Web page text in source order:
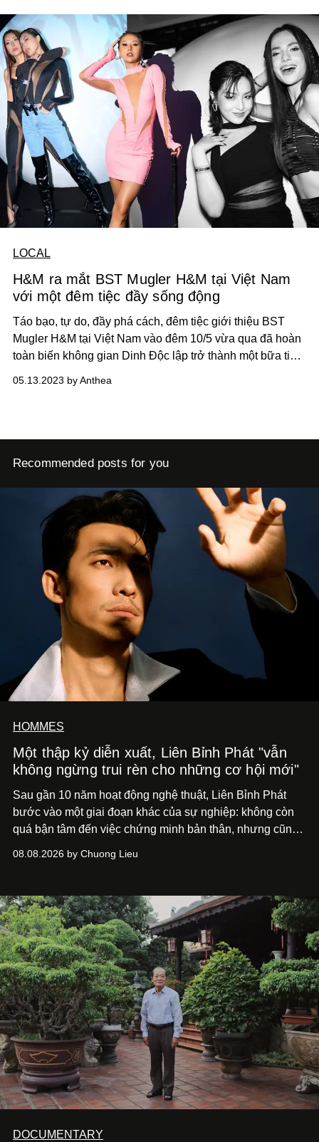
khả thi.
LOCAL
H&M ra mắt BST Mugler H&M tại Việt Nam
với một đêm tiệc đầy sống động
Táo bạo, tự do, đầy phá cách, đêm tiệc giới thiệu BST
Mugler H&M tại Việt Nam vào đêm 10/5 vừa qua đã hoàn
toàn biến không gian Dinh Độc lập trở thành một bữa tiệc
05.13.2023 by Anthea
Recommended posts for you
HOMMES
Một thập kỷ diễn xuất, Liên Bỉnh Phát "vẫn
không ngừng trui rèn cho những cơ hội mới"
Sau gần 10 năm hoạt động nghệ thuật, Liên Bỉnh Phát
bước vào một giai đoạn khác của sự nghiệp: không còn
quá bận tâm đến việc chứng minh bản thân, nhưng cũng
bằng một tâm thế điềm tĩnh hơn. Anh tiếp tục học hỏi, trau
dồi và chờ đợi những vai diễn đủ sức đưa mình đến
những vùng đất mới. Ở tuổi ngoài 30, điều anh theo đuổi
không phải những đích đến quá lớn, mà là khả năng luôn
tiến về phía trước.
08.08.2026 by Chuong Lieu
DOCUMENTARY